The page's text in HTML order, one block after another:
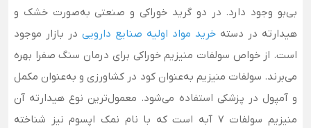
بی‌بو وجود دارد. در دو گرید خوراکی و صنعتی به‌صورت خشک و
هیدارته در دسته خرید مواد اولیه صنایع دارویی در بازار موجود
است. از خواص سولفات منیزیم خوراکی برای درمان سنگ صفرا بهره
می‌برند. سولفات منیزیم به‌عنوان کود در کشاورزی و به‌عنوان مکمل
و آمپول در پزشکی استفاده می‌شود. معمول‌ترین نوع هیدارته آن
منیزیم سولفات ۷ آبه است که با نام نمک اپسوم نیز شناخته